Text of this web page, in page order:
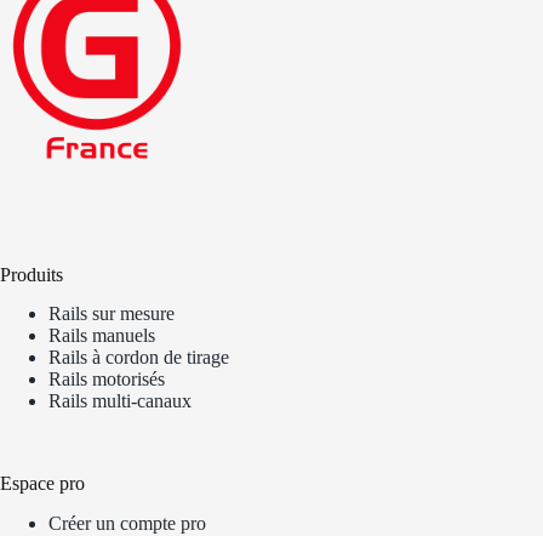
Produits
Rails sur mesure
Rails manuels
Rails à cordon de tirage
Rails motorisés
Rails multi-canaux
Espace pro
Créer un compte pro